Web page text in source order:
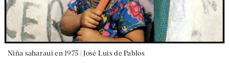
Niña saharaui en 1975 |José Luis de Pablos